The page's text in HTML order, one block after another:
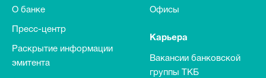
О банке
Пресс-центр
Раскрытие информации
эмитента
Офисы
Карьера
Вакансии банковской
группы ТКБ